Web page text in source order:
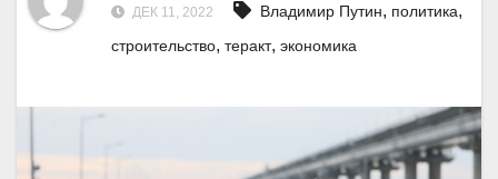
ДЕК 11, 2022 Владимир Путин, политика,
строительство, теракт, экономика